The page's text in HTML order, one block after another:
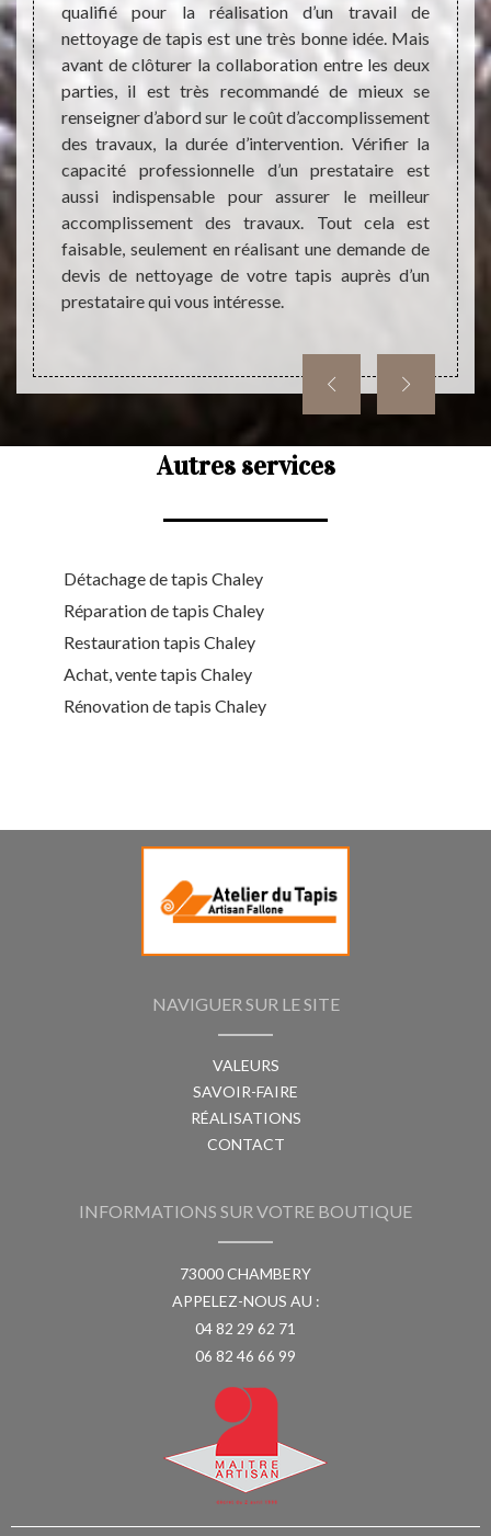
en
aide
qualifié pour la réalisation d’un travail de
nettoyage de tapis est une très bonne idée. Mais
avant de clôturer la collaboration entre les deux
parties, il est très recommandé de mieux se
renseigner d’abord sur le coût d’accomplissement
des travaux, la durée d’intervention. Vérifier la
capacité professionnelle d’un prestataire est
aussi indispensable pour assurer le meilleur
accomplissement des travaux. Tout cela est
faisable, seulement en réalisant une demande de
devis de nettoyage de votre tapis auprès d’un
prestataire qui vous intéresse.
faire
de
tapis
la
Autres services
Détachage de tapis Chaley
Réparation de tapis Chaley
Restauration tapis Chaley
Achat, vente tapis Chaley
Rénovation de tapis Chaley
NAVIGUER SUR LE SITE
VALEURS
SAVOIR-FAIRE
RÉALISATIONS
CONTACT
INFORMATIONS SUR VOTRE BOUTIQUE
73000 CHAMBERY
APPELEZ-NOUS AU :
04 82 29 62 71
06 82 46 66 99